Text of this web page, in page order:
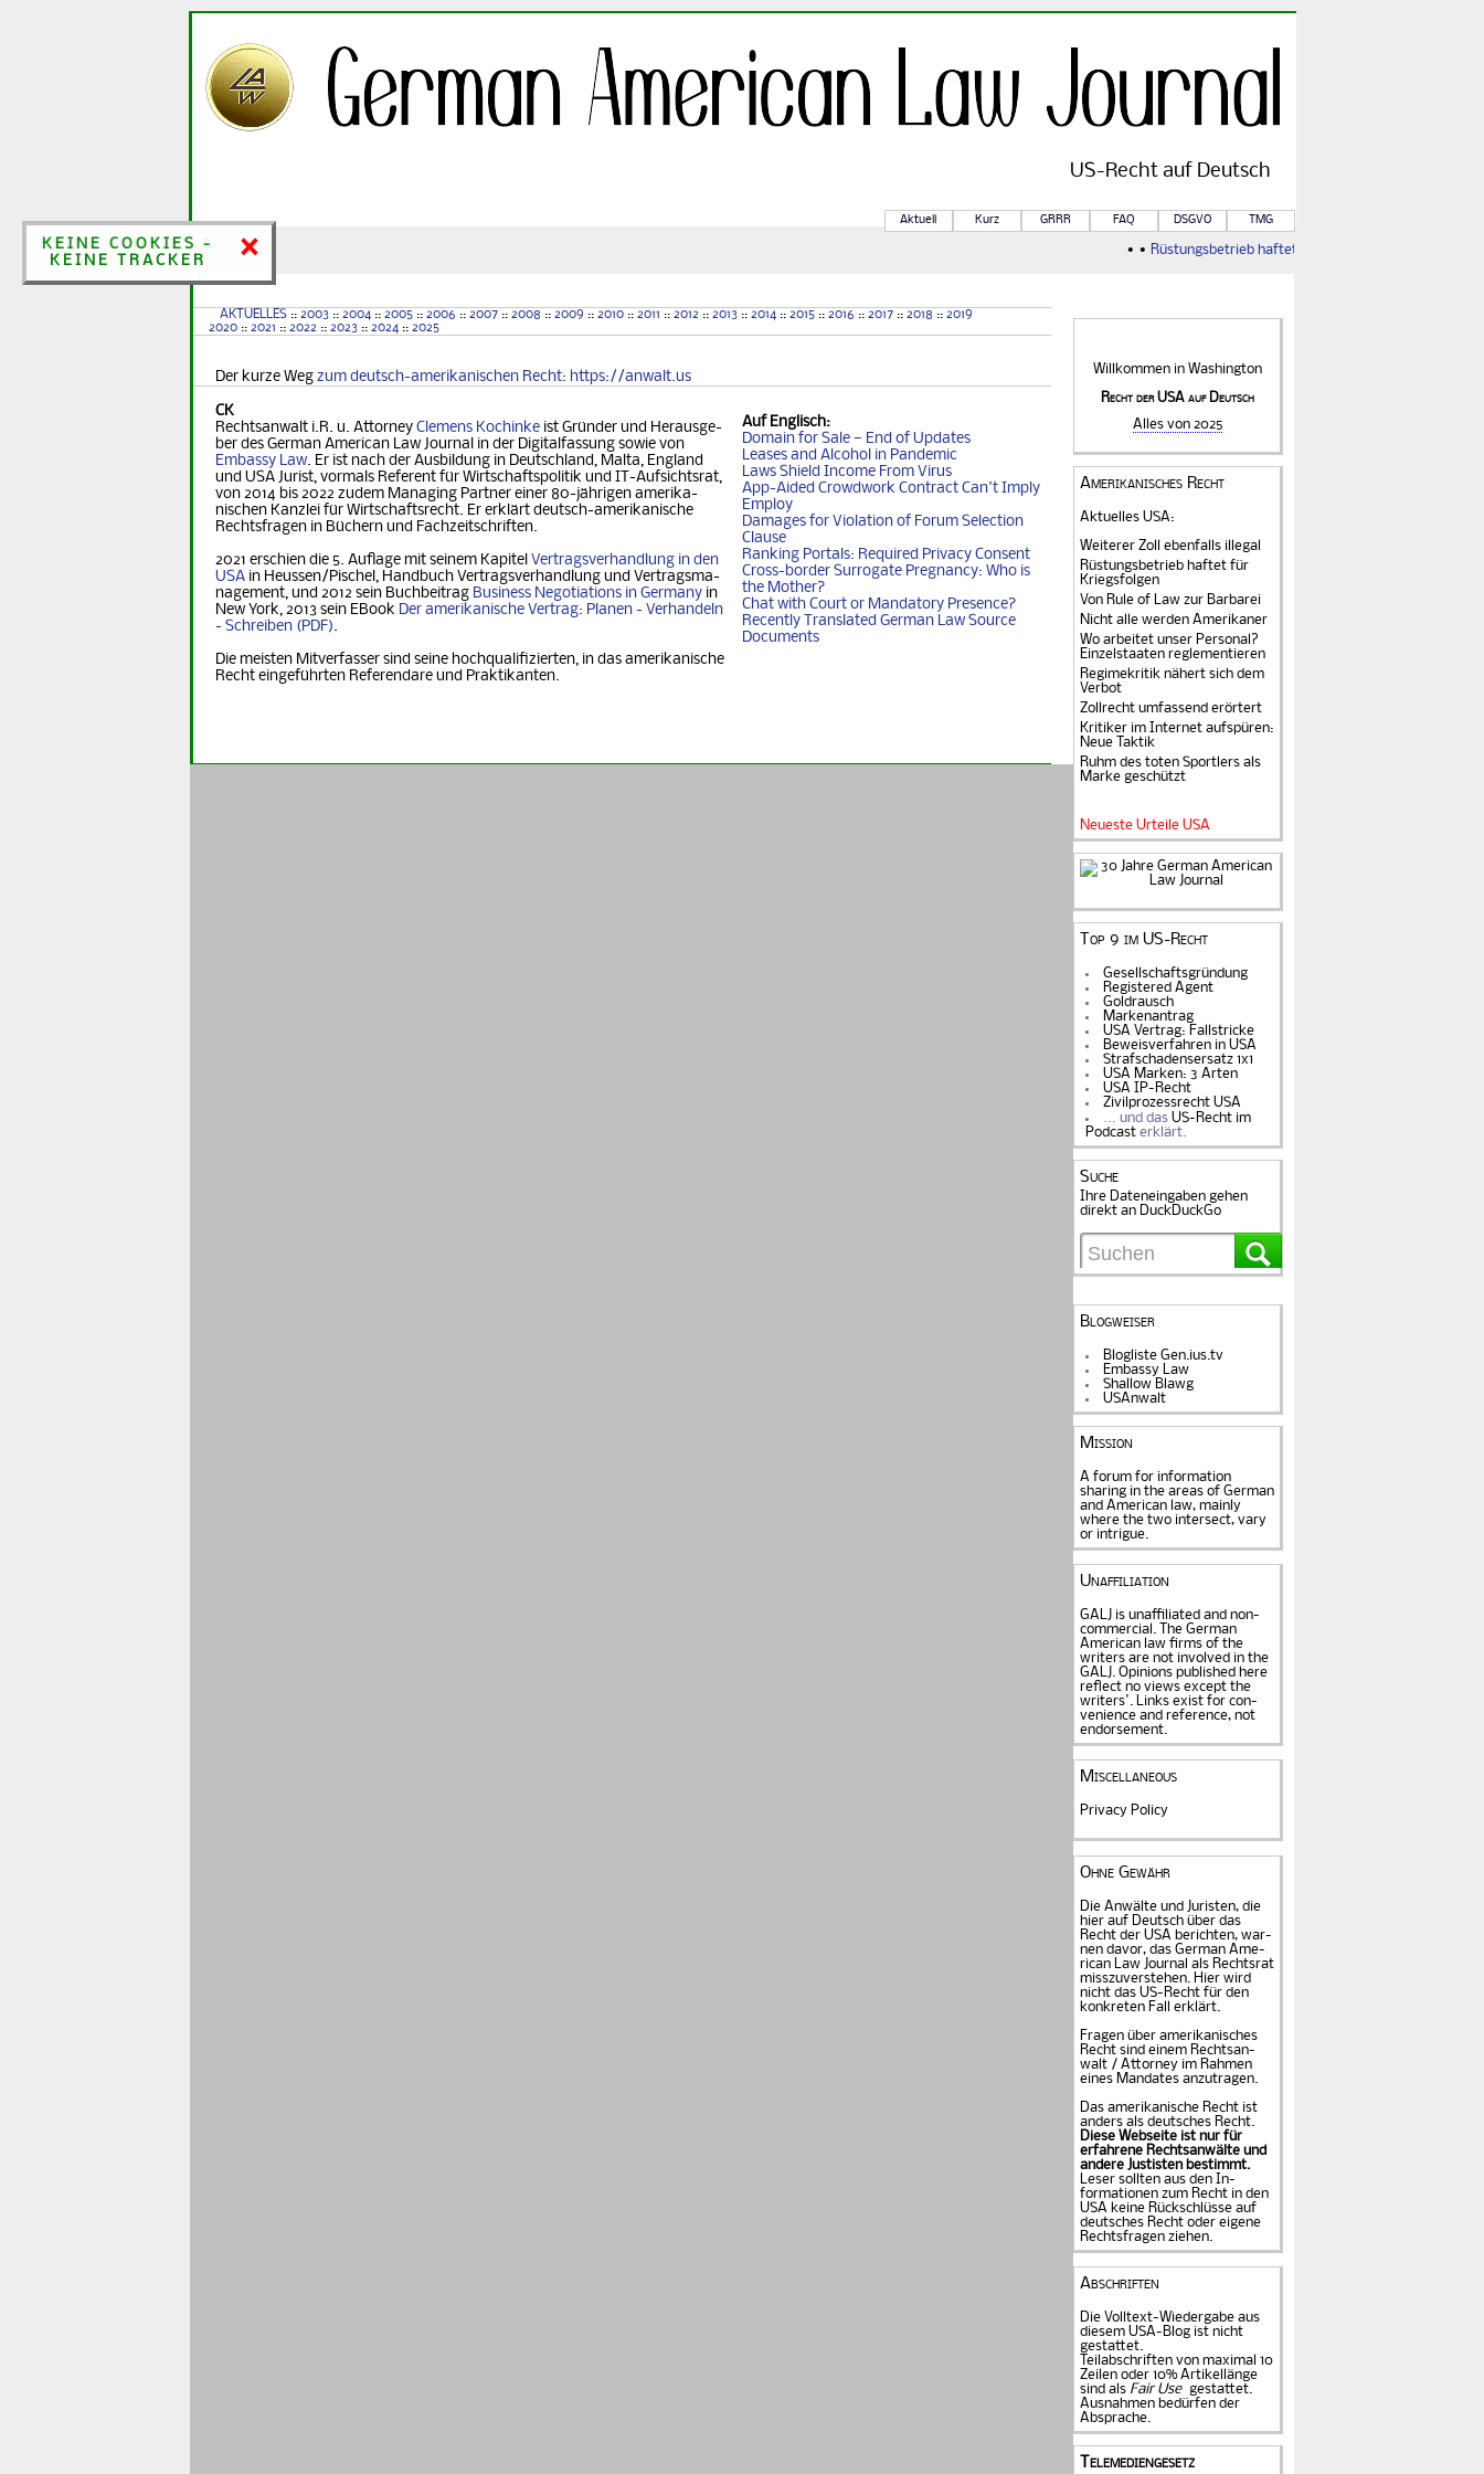
×
KEINE COOKIES &
KEINE TRACKER
US-Rechtauf Deutsch
Aktuell Kurz GRRR FAQ DSGVO TMG
• • Rüstungsbetrieb haftet für Kriegsfolgen
AKTUELLES :: 2003 :: 2004 :: 2005 :: 2006 :: 2007 :: 2008 :: 2009 :: 2010 :: 2011 :: 2012 :: 2013 :: 2014 :: 2015 :: 2016 :: 2017 :: 2018 :: 2019
2020 :: 2021 :: 2022 :: 2023 :: 2024 :: 2025
Der kurze Weg zum deutsch-amerikanischen Recht: https://anwalt.us
Auf Englisch:
Domain for Sale — End of Updates
Leases and Alcohol in Pandemic
Laws Shield Income From Virus
App-Aided Crowdwork Contract Can't Imply
Employ
Damages for Violation of Forum Selection
Clause
Ranking Portals: Required Privacy Consent
Cross-border Surrogate Pregnancy: Who is
the Mother?
Chat with Court or Mandatory Presence?
Recently Translated German Law Source
Documents
CK
Rechtsanwalt i.R. u. Attorney Clemens Kochinke ist Gründer und Her­aus­ge­
ber des German Ame­ri­can Law Journal in der Digitalfassung so­wie von
Embassy Law. Er ist nach der Ausbildung in Deutschland, Mal­ta, Eng­land
und USA Jurist, vormals Referent für Wirt­schafts­politik und IT-Auf­sichtsrat,
von 2014 bis 2022 zudem Managing Part­ner einer 80-jäh­ri­gen ame­ri­ka­
nischen Kanzlei für Wirtschaftsrecht. Er erklärt deutsch-ame­ri­ka­ni­sche
Rechts­fra­gen in Büchern und Fachzeitschriften.
2021 erschien die 5. Auflage mit seinem Kapitel Vertragsverhandlung in den
USA in Heus­sen/Pischel, Handbuch Vertragsverhandlung und Ver­trags­ma­
na­ge­ment, und 2012 sein Buchbeitrag Business Nego­ti­ati­ons in Ger­ma­ny in
New York, 2013 sein EBook Der ame­ri­ka­ni­sche Vertrag: Planen - Ver­han­deln
- Schreiben
.
Die meisten Mitverfasser sind seine hochqualifizierten, in das amerikanische
Recht eingeführten Referendare und Praktikanten.
Willkommen in Washington
Recht der USA auf Deutsch
Alles von 2025
Amerikanisches Recht
Aktuelles USA:
Weiterer Zoll ebenfalls illegal
Rüstungsbetrieb haftet für
Kriegsfolgen
Von Rule of Law zur Barbarei
Nicht alle werden Amerikaner
Wo arbeitet unser Personal?
Einzelstaaten reglementieren
Regimekritik nähert sich dem
Verbot
Zollrecht umfassend erörtert
Kritiker im Internet aufspüren:
Neue Taktik
Ruhm des toten Sportlers als
Marke geschützt
Neueste Urteile USA
Top 9 im US-Recht
Gesellschaftsgründung
Registered Agent
Goldrausch
Markenantrag
USA Vertrag: Fallstricke
Beweisverfahren in USA
Strafschadensersatz 1x1
USA Marken: 3 Arten
USA IP-Recht
Zivilprozessrecht USA
… und dasUS-Recht im
Podcast erklärt.
Suche
Ihre Dateneingaben gehen
direkt an DuckDuckGo
Blogweiser
Blogliste Gen.ius.tv
Embassy Law
Shallow Blawg
USAnwalt
Mission
A forum for information
sharing in the areas of German
and American law, mainly
where the two intersect, vary
or intrigue.
Unaffiliation
GALJ is unaffiliated and non-
commercial. The Ger­man
American law firms of the
writers are not in­volved in the
GALJ. Opi­nions published here
reflect no views except the
writers'. Links exist for con­
venience and refe­rence, not
endorse­ment.
Miscellaneous
Privacy Policy
Ohne Gewähr
Die Anwälte und Juristen, die
hier auf Deutsch über das
Recht der USA be­rich­ten, war­
nen davor, das German Ame­
rican Law Journal als Rechts­rat
miss­zu­verstehen. Hier wird
nicht das US-Recht für den
konkreten Fall er­klärt.
Fragen über amerika­ni­sches
Recht sind einem Rechts­an­
walt / Attorney im Rahmen
eines Mandates an­zu­tragen.
Das amerikanische Recht ist
anders als deutsches Recht.
Diese Webseite ist nur für
erfahrene Rechtsanwälte und
andere Justisten be­stimmt.
Leser sollten aus den In­
formationen zum Recht in den
USA keine Rückschlüsse auf
deutsches Recht oder eigene
Rechtsfragen ziehen.
Abschriften
Die Volltext-Wiedergabe aus
diesem USA-Blog ist nicht
gestattet.
Teilabschriften von maximal 10
Zeilen oder 10% Artikellänge
sind als Fair Use
gestattet.
Ausnahmen bedürfen der
Absprache.
Telemediengesetz
×
KEINE COOKIES -
KEINE TRACKER